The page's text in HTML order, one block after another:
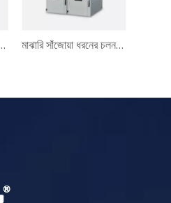
ঘেরা সুইচগিয়ার KYN28 মাঝারি সাঁজোয়া ধরনের চলনযোগ্য এসি মেটাল-ঘেরা সুইচগিয়ার KYN28